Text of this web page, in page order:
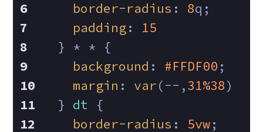
border-radius : 8q;
padding: 15
  } * * {
background : #FFDF00 ;
margin : var(--,31%38)
  }
dt {
border-radius : 5vw;